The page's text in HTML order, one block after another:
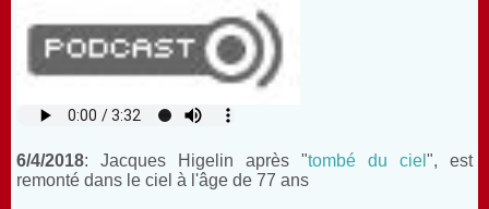
6/4/2018: Jacques Higelin après "tombé du ciel ", est
remonté dans le ciel à l'âge de 77 ans